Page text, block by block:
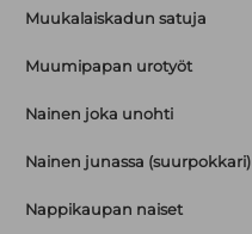
Muukalaiskadun satuja
Muumipapan urotyöt
Nainen joka unohti
Nainen junassa (suurpokkari)
Nappikaupan naiset